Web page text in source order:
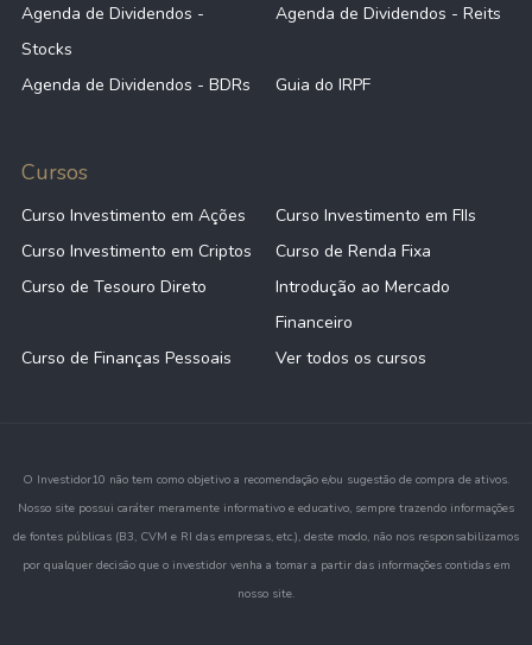
Agenda de Dividendos -
Stocks
Agenda de Dividendos - Reits
Agenda de Dividendos - BDRs Guia do IRPF
Cursos
Curso Investimento em Ações
Curso Investimento em FIIs
Curso Investimento em Criptos
Curso de Renda Fixa
Curso de Tesouro Direto
Introdução ao Mercado
Financeiro
Curso de Finanças Pessoais
Ver todos os cursos
O Investidor10 não tem como objetivo a recomendação e/ou sugestão de compra de ativos.
Nosso site possui caráter meramente informativo e educativo, sempre trazendo informações
de fontes públicas (B3, CVM e RI das empresas, etc.), deste modo, não nos responsabilizamos
por qualquer decisão que o investidor venha a tomar a partir das informações contidas em
nosso site.